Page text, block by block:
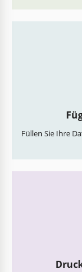
Füllen Sie Ihre